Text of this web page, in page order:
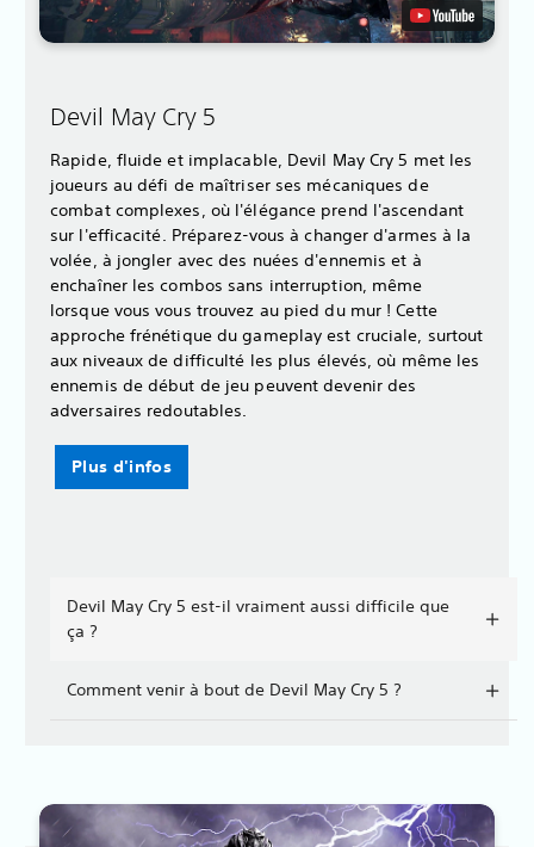
Devil May Cry 5
Rapide, fluide et implacable, Devil May Cry 5 met les
joueurs au défi de maîtriser ses mécaniques de
combat complexes, où l'élégance prend l'ascendant
sur l'efficacité. Préparez-vous à changer d'armes à la
volée, à jongler avec des nuées d'ennemis et à
enchaîner les combos sans interruption, même
lorsque vous vous trouvez au pied du mur ! Cette
approche frénétique du gameplay est cruciale, surtout
aux niveaux de difficulté les plus élevés, où même les
ennemis de début de jeu peuvent devenir des
adversaires redoutables.
Plus d'infos
Devil May Cry 5 est-il vraiment aussi difficile que
ça ?
Comment venir à bout de Devil May Cry 5 ?